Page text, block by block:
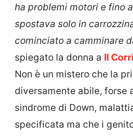
ha problemi motori e fino
spostava solo in
cominciato a camminare
spiegato la donna a Il
Non è un mistero che la
diversamente abile, forse
sindrome di Down,
specificata ma che i